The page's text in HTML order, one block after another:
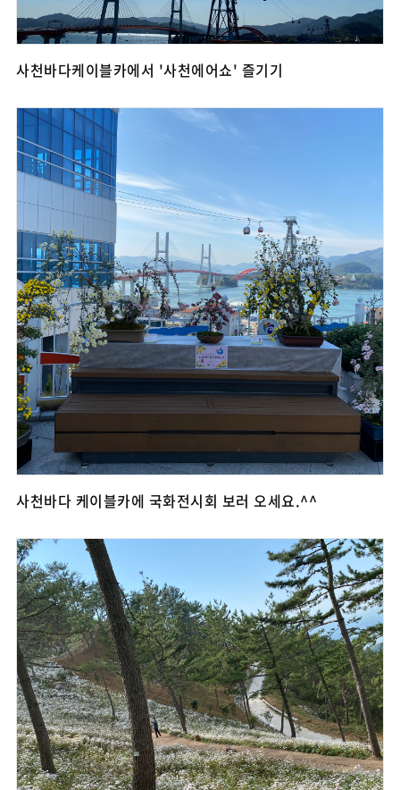
사천바다케이블카에서 '사천에어쇼' 즐기기
사천바다 케이블카에 국화전시회 보러 오세요.^^